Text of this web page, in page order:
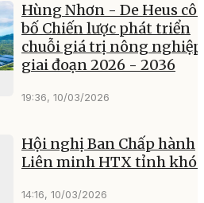
Hùng Nhơn - De Heus
bố Chiến lược phát triển
chuỗi giá trị nông nghiệp
giai đoạn 2026 - 2036
19:36, 10/03/2026
Hội nghị Ban Chấp hành
Liên minh HTX tỉnh
14:16, 10/03/2026